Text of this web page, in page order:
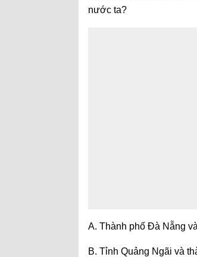
nước ta?
A. Thành phố Đà Nẵng
B. Tỉnh Quảng Ngãi và